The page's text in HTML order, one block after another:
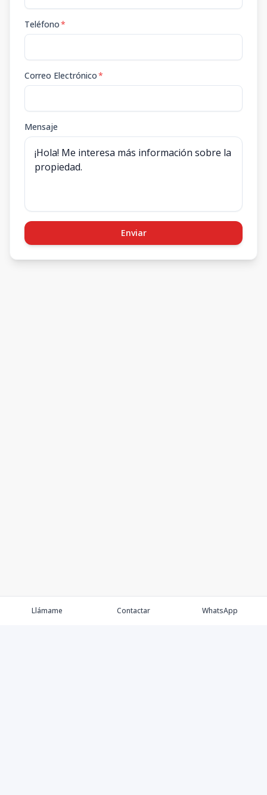
Teléfono*
Correo Electrónico*
Mensaje
Enviar
Llámame Contactar WhatsApp